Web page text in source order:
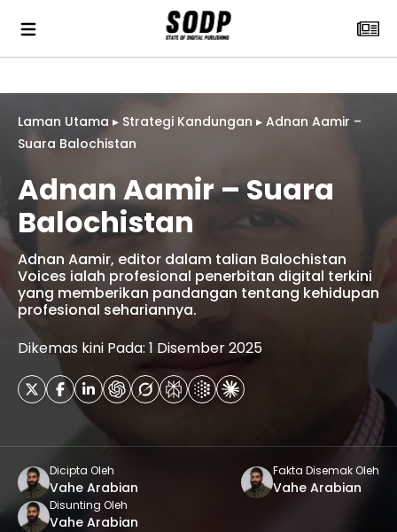
Laman Utama ▸ Strategi Kandungan ▸ Adnan Aamir –
Suara Balochistan
Adnan Aamir – Suara
Balochistan
Adnan Aamir, editor dalam talian Balochistan
Voices ialah profesional penerbitan digital terkini
yang memberikan pandangan tentang kehidupan
profesional sehariannya.
Dikemas kini Pada: 1 Disember 2025
Dicipta Oleh
Vahe Arabian
Fakta Disemak Oleh
Vahe Arabian
Disunting Oleh
Vahe Arabian